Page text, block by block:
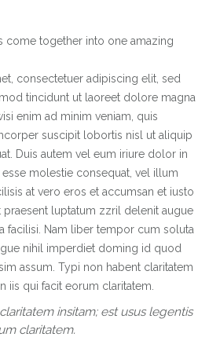
come together into one amazing
consectetuer adipiscing elit, sed
tincidunt ut laoreet dolore magna
enim ad minim veniam, quis
suscipit lobortis nisl ut aliquip
Duis autem vel eum iriure dolor in
molestie consequat, vel illum
at vero eros et accumsan et iusto
luptatum zzril delenit augue
facilisi. Nam liber tempor cum soluta
nihil imperdiet doming id quod
assum. Typi non habent claritatem
iis qui facit eorum claritatem.
insitam; est usus legentis
claritatem.